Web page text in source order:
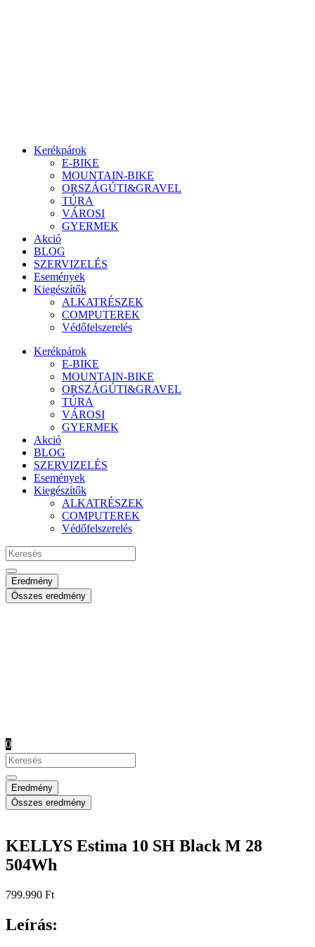
Kerékpárok
E-BIKE
MOUNTAIN-BIKE
ORSZÁGÚTI&GRAVEL
TÚRA
VÁROSI
GYERMEK
Akció
BLOG
SZERVIZELÉS
Események
Kiegészítők
ALKATRÉSZEK
COMPUTEREK
Védőfelszerelés
Kerékpárok
E-BIKE
MOUNTAIN-BIKE
ORSZÁGÚTI&GRAVEL
TÚRA
VÁROSI
GYERMEK
Akció
BLOG
SZERVIZELÉS
Események
Kiegészítők
ALKATRÉSZEK
COMPUTEREK
Védőfelszerelés
Search
...
Eredmény
Összes eredmény
0
Search
...
Eredmény
Összes eredmény
KELLYS Estima 10 SH Black M 28
504Wh
799.990 Ft
Leírás: